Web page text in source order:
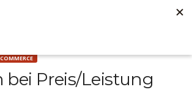
COMMERCE
bei Preis/Leistung